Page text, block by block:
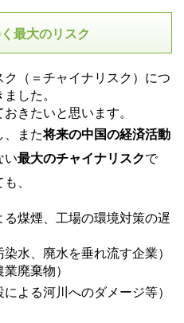
最大のリスク
（＝チャイナリスク）につ
した。
きたいと思います。
、また将来の中国の経済活動
い最大のチャイナリスクで
、
る煤煙、工場の環境対策の遅
染水、廃水を垂れ流す企業）
廃棄物）
よる河川へのダメージ等）